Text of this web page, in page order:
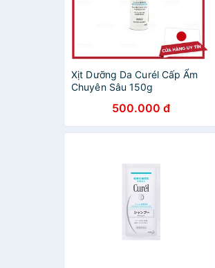
Xịt Dưỡng Da Curél Cấp Ẩm
Chuyên Sâu 150g
500.000 đ